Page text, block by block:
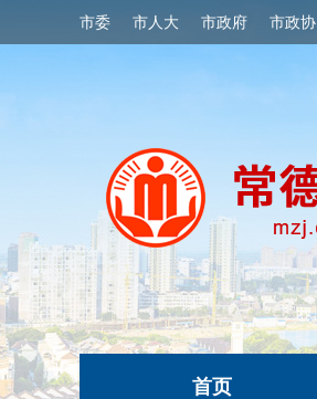
市委 市人大 市政府 市政协
首页